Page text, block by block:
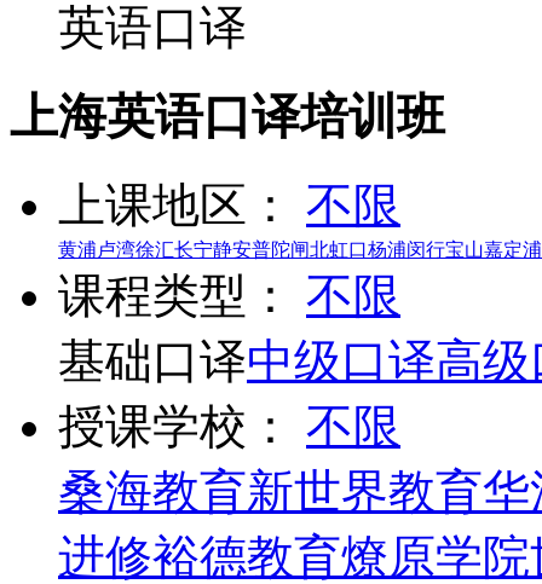
英语口译
上海英语口译培训班
上课地区： 不限
黄浦卢湾徐汇长宁静安普陀闸北虹口杨浦闵行宝山嘉定
课程类型：
不限
基础口译中级口译高
授课学校：
不限
桑海教育新世界教育华
进修裕德教育燎原学院